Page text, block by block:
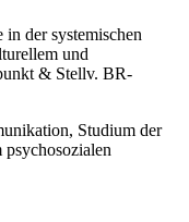
der systemischen
und
& Stellv. BR-
Studium der